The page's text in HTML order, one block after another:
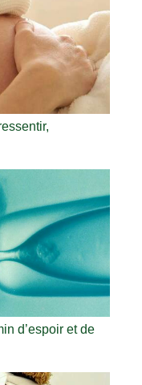
d’espoir et de